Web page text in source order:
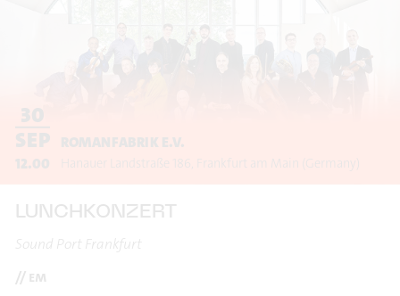
30
SEP
12.00
ROMANFABRIK E.V.
Hanauer Landstraße 186 Frankfurt am Main (Germany)
LUNCHKONZERT
Sound Port Frankfurt
// em